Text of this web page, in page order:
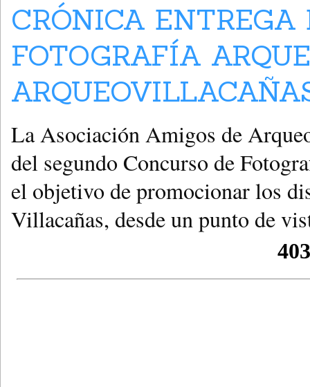
CRÓNICA ENTREGA
FOTOGRAFÍA
La Asociación Amigos de
del segundo Concurso de
el objetivo de promocionar los
Villacañas, desde un punto de